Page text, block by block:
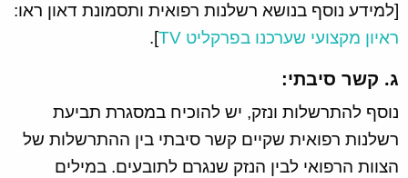
[למידע נוסף בנושא רשלנות רפואית ותסמונת דאון ראו:
ראיון מקצועי שערכנו בפרקליט TV
].
ג. קשר סיבתי:
נוסף להתרשלות ונזק, יש להוכיח במסגרת תביעת
רשלנות רפואית שקיים קשר סיבתי בין ההתרשלות של
הצוות הרפואי לבין הנזק שנגרם לתובעים. במילים